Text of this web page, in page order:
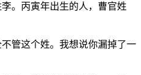
。丙寅年出生的人，曹官姓
管这个姓。我想说你漏掉了一